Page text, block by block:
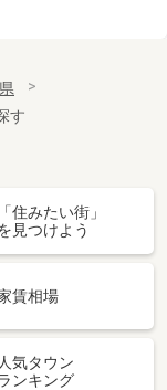
す
「住みたい街」
見つけよう
賃相場
人気タウン
ンキング